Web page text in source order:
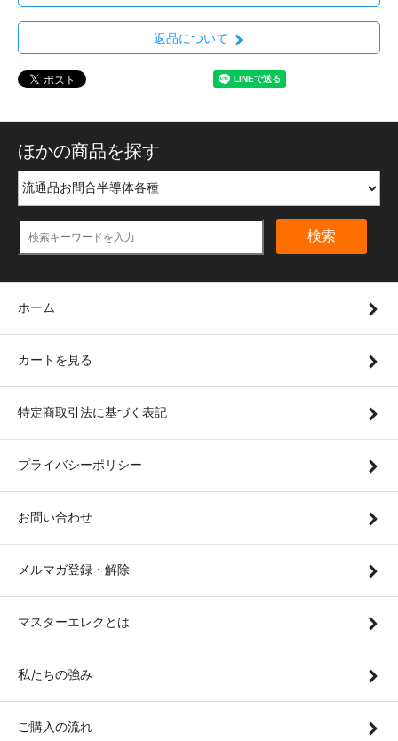
返品について
ほかの商品を探す
検索
ホーム
カートを見る
特定商取引法に基づく表記
プライバシーポリシー
お問い合わせ
メルマガ登録・解除
マスターエレクとは
私たちの強み
ご購入の流れ